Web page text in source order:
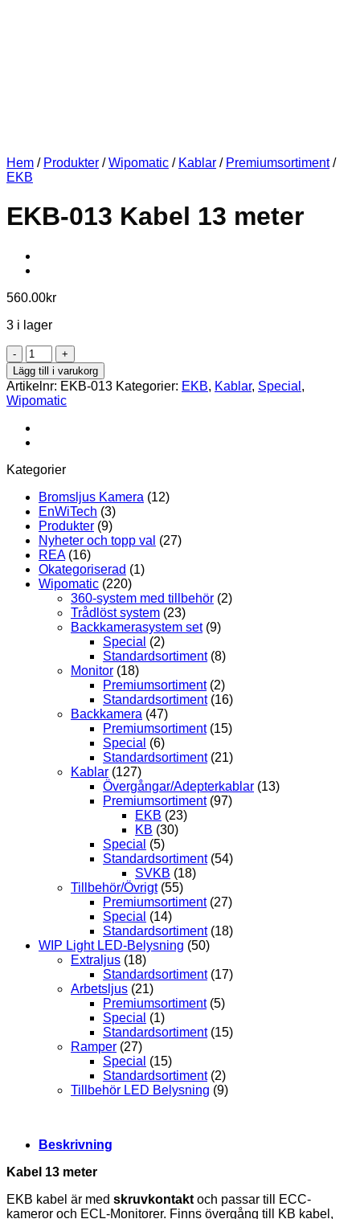
Hem / Produkter / Wipomatic / Kablar / Premiumsortiment /
EKB
EKB-013 Kabel 13 meter
560.00kr
3 i lager
EKB-
013
Kabel
13
meter
mängd
Lägg till i varukorg
Artikelnr: EKB-013 Kategorier: EKB, Kablar, Special ,
Wipomatic
Kategorier
Bromsljus Kamera (12)
EnWiTech (3)
Produkter (9)
Nyheter och topp val (27)
REA (16)
Okategoriserad (1)
Wipomatic (220)
360-system med tillbehör (2)
Trådlöst system (23)
Backkamerasystem set (9)
Special (2)
Standardsortiment (8)
Monitor (18)
Premiumsortiment (2)
Standardsortiment (16)
Backkamera (47)
Premiumsortiment (15)
Special (6)
Standardsortiment (21)
Kablar (127)
Övergångar/Adepterkablar (13)
Premiumsortiment (97)
EKB (23)
KB (30)
Special (5)
Standardsortiment (54)
SVKB (18)
Tillbehör/Övrigt (55)
Premiumsortiment (27)
Special (14)
Standardsortiment (18)
WIP Light LED-Belysning (50)
Extraljus (18)
Standardsortiment (17)
Arbetsljus (21)
Premiumsortiment (5)
Special (1)
Standardsortiment (15)
Ramper (27)
Special (15)
Standardsortiment (2)
Tillbehör LED Belysning (9)
Beskrivning
Kabel 13 meter
EKB kabel är med skruvkontakt och passar till ECC-
kameror och ECL-Monitorer. Finns övergång till KB kabel,